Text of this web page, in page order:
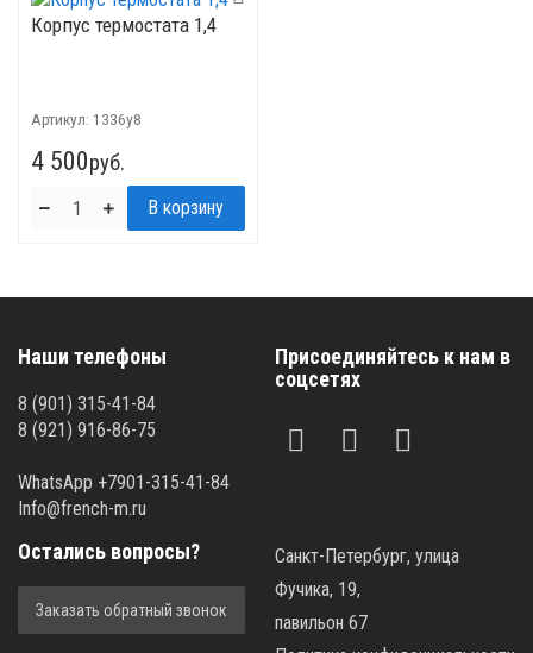
Корпус термостата 1,4
Артикул: 1336y8
4 500руб.
Наши телефоны
8 (901) 315-41-84
8 (921) 916-86-75
WhatsApp +7901-315-41-84
Info@french-m.ru
Присоединяйтесь к нам в
соцсетях
Остались вопросы?
Заказать обратный звонок
Санкт-Петербург, улица
Фучика, 19,
павильон 67